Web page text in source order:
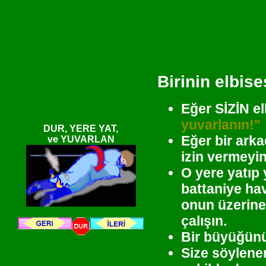
DUR, YERE YAT,
ve YUVARLAN
Birinin
Eğer SİZİN
yuvarlanın!"
Eğer bir
izin
O yere yatıp
battaniye
onun
çalışın.
Bir
Size